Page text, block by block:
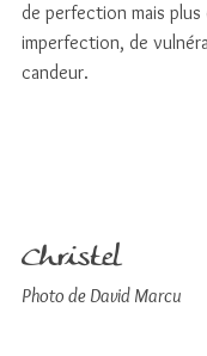
de perfection mais plus
imperfection, de
candeur.
Christel
Photo de David Marcu